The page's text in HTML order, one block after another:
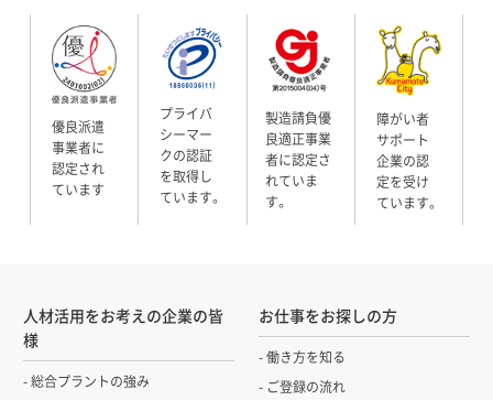
優良派遣
事業者に
認定され
ています
プライバ
シーマー
クの認証
を取得し
ています。
製造請負優
良適正事業
者に認定さ
れていま
す。
障がい者
サポート
企業の認
定を受け
ています。
人材活用をお考えの企業の皆
様
総合プラントの強み
お仕事をお探しの方
働き方を知る
ご登録の流れ